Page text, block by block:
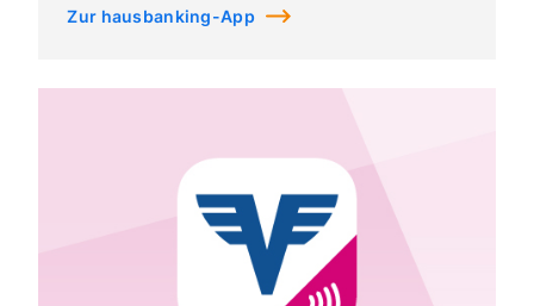
Zur hausbanking-App